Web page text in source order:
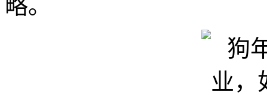
略。